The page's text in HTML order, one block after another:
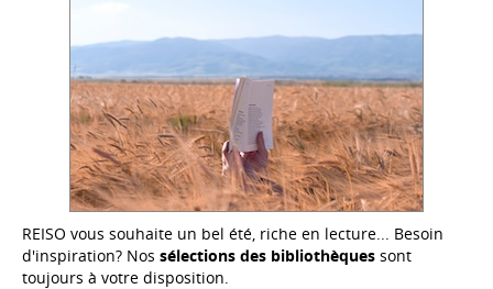
REISO vous souhaite un bel été, riche en lecture... Besoin
d'inspiration? Nos sélections des bibliothèques sont
toujours à votre disposition.